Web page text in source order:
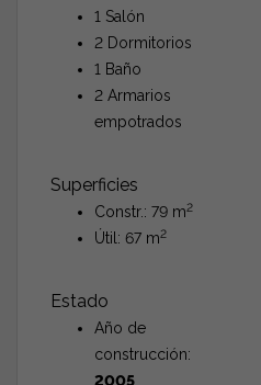
1 Salón
2 Dormitorios
1 Baño
2 Armarios
empotrados
Superficies
Constr.: 79 m2
Útil: 67 m2
Estado
Año de
construcción:
2005